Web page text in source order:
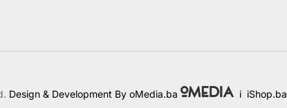
Design & Development By oMedia.ba i iShop.ba